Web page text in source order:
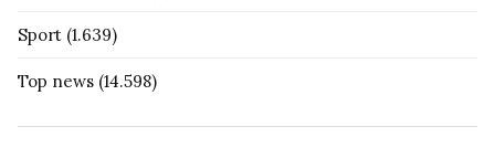
Sport (1.639)
Top news (14.598)